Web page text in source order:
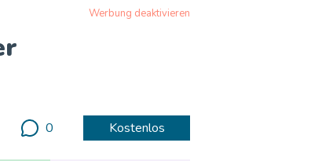
Werbung deaktivieren
0 Kostenlos